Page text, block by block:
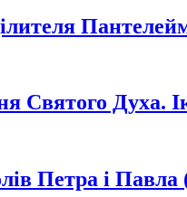
Святого Духа.
Петра і Павла